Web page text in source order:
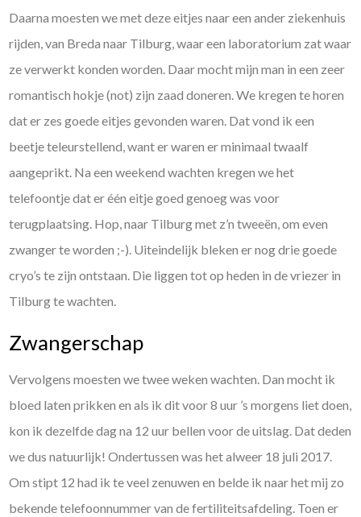
Daarna moesten we met deze eitjes naar een ander ziekenhuis
rijden, van Breda naar Tilburg, waar een laboratorium zat waar
ze verwerkt konden worden. Daar mocht mijn man in een zeer
romantisch hokje (not) zijn zaad doneren. We kregen te horen
dat er zes goede eitjes gevonden waren. Dat vond ik een
beetje teleurstellend, want er waren er minimaal twaalf
aangeprikt. Na een weekend wachten kregen we het
telefoontje dat er één eitje goed genoeg was voor
terugplaatsing. Hop, naar Tilburg met z’n tweeën, om even
zwanger te worden ;-). Uiteindelijk bleken er nog drie goede
cryo’s te zijn ontstaan. Die liggen tot op heden in de vriezer in
Tilburg te wachten.
Zwangerschap
Vervolgens moesten we twee weken wachten. Dan mocht ik
bloed laten prikken en als ik dit voor 8 uur ’s morgens liet doen,
kon ik dezelfde dag na 12 uur bellen voor de uitslag. Dat deden
we dus natuurlijk! Ondertussen was het alweer 18 juli 2017.
Om stipt 12 had ik te veel zenuwen en belde ik naar het mij zo
bekende telefoonnummer van de fertiliteitsafdeling. Toen er